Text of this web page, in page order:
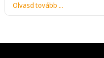
Olvasd tovább ...